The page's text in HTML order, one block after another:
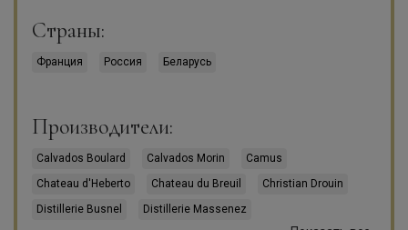
Страны:
Франция Россия Беларусь
Производители:
Calvados Boulard Calvados Morin
Camus
Chateau d'Heberto
Chateau du Breuil
Christian Drouin
Distillerie Busnel
Distillerie Massenez